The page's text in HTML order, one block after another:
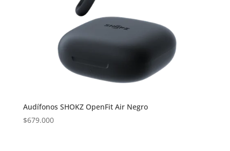
Audífonos SHOKZ OpenFit Air Negro
$679.000